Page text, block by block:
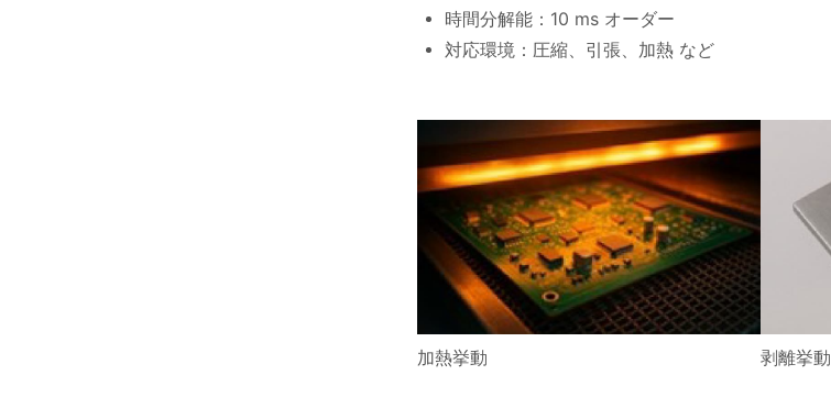
時間分解能：10 ms オーダー
対応環境：圧縮、引張、加熱 など
加熱挙動 剥離挙動